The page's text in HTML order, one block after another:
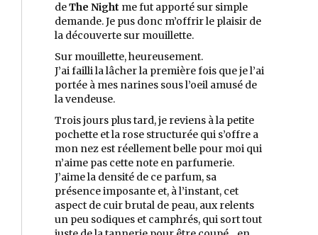
deThe Night me fut apporté sur simple
demande. Je pus donc m’offrir le plaisir de
la découverte sur mouillette.
Sur mouillette, heureusement.
J’ai failli la lâcher la première fois que je l’ai
portée à mes narines sous l’oeil amusé de
la vendeuse.
Trois jours plus tard, je reviens à la petite
pochette et la rose structurée qui s’offre a
mon nez est réellement belle pour moi qui
n’aime pas cette note en parfumerie.
J’aime la densité de ce parfum, sa
présence imposante et, à l’instant, cet
aspect de cuir brutal de peau, aux relents
un peu sodiques et camphrés, qui sort tout